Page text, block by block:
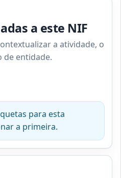
a este NIF
a atividade, o
de entidade.
para esta
a primeira.